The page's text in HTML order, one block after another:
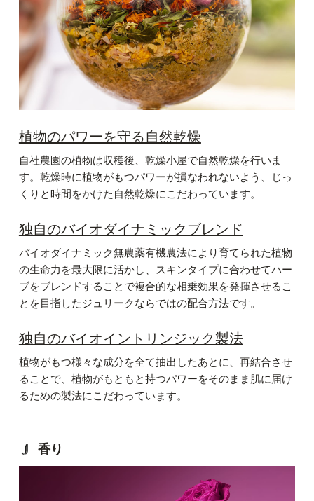
植物のパワーを守る自然乾燥
自社農園の植物は収穫後、乾燥小屋で自然乾燥を行いま
す。乾燥時に植物がもつパワーが損なわれないよう、じっ
くりと時間をかけた自然乾燥にこだわっています。
独自のバイオダイナミックブレンド
バイオダイナミック無農薬有機農法により育てられた植物
の生命力を最大限に活かし、スキンタイプに合わせてハー
ブをブレンドすることで複合的な相乗効果を発揮させるこ
とを目指したジュリークならではの配合方法です。
独自のバイオイントリンジック製法
植物がもつ様々な成分を全て抽出したあとに、再結合させ
ることで、植物がもともと持つパワーをそのまま肌に届け
るための製法にこだわっています。
香り